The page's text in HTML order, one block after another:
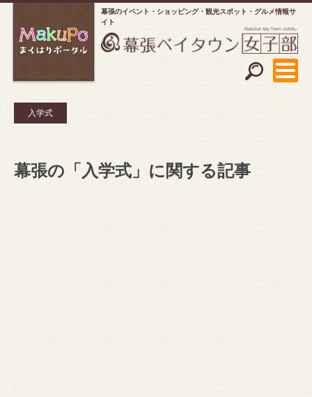
幕張のイベント・ショッピング
観光スポット・グルメ情報サ
イト
入学式
幕張の「入学式」に関する記事